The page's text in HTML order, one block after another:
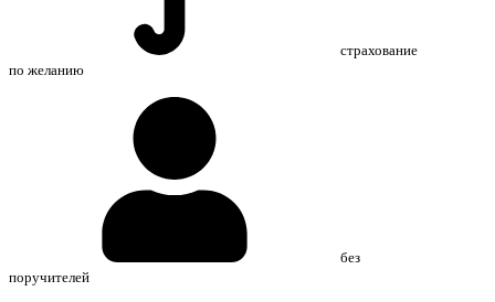
страхование
по желанию
без
поручителей